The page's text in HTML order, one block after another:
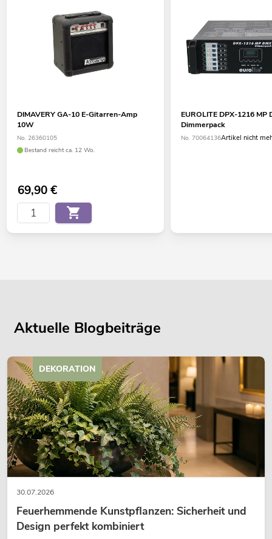
DIMAVERY GA-10 E-Gitarren-Amp
10W
No. 26360105
Bestand reicht ca. 12 Wo.
69,90€
EUROLITE DPX-1216 MP
Dimmerpack
No. 70064136Artikel nicht
Aktuelle Blogbeiträge
30.07.2026
Feuerhemmende Kunstpflanzen: Sicherheit und
Design perfekt kombiniert
DEKORATION